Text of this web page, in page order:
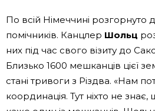
По всій Німеччині розгорнуто
помічників. Канцлер Шольц
них під час свого візиту до
Близько 1600 мешканців цієї
стані тривоги з Різдва. «Нам
координація. Тут ніхто не знає,